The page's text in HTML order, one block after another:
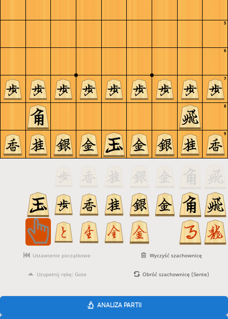
9
8
7
6
5
Ustawienie początkowe Wyczyść szachownicę
Uzupełnij rękę: Gote Obróć szachownicę (Sente)
ANALIZA PARTII